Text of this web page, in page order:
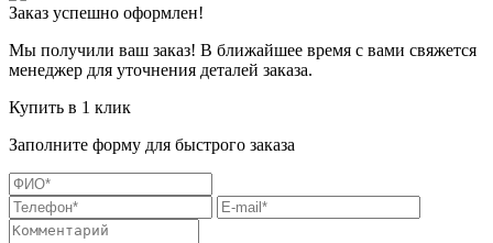
Заказ успешно оформлен!
Мы получили ваш заказ! В ближайшее время с вами свяжется
менеджер для уточнения деталей заказа.
Купить в 1 клик
Заполните форму для быстрого заказа